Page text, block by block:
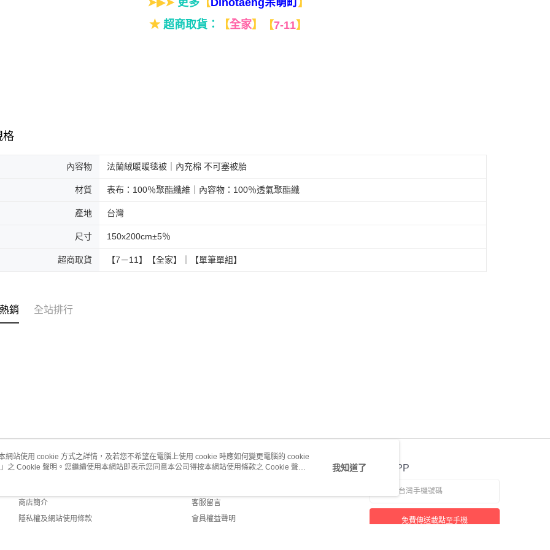
Dinotaeng呆萌町
★ 超商取貨： 【全家】 【7-11】
格
內容物 法蘭絨暖暖毯被｜內充棉 不可塞被胎
材質 表布：100％聚酯纖維｜內容物：100％透氣聚酯纖
產地 台灣
尺寸 150x200cm±5％
超商取貨 【7－11】【全家】｜【單筆單組】
銷 全站排行
關於我們
商店簡介
隱私權及網站使用條款
客服資訊
客服留言
會員權益聲明
官方APP
免費傳送載點至手機
網站使用 cookie 方式之詳情，及若您不希望在電腦上使用 cookie 時應如何變更電腦的 cookie
」之 Cookie 聲明。您繼續使用本網站即表示您同意本公司得按本網站使用條款之 Cookie 聲明
我知道了